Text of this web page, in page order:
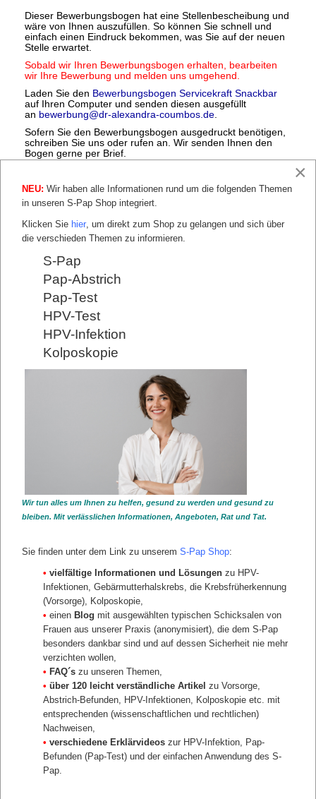
Dieser Bewerbungsbogen hat eine Stellenbescheibung und
wäre von Ihnen auszufüllen. So können Sie schnell und
einfach einen Eindruck bekommen, was Sie auf der neuen
Stelle erwartet.
Sobald wir Ihren Bewerbungsbogen erhalten, bearbeiten
wir Ihre Bewerbung und melden uns umgehend.
Laden Sie den Bewerbungsbogen Servicekraft Snackbar
auf Ihren Computer und senden diesen ausgefüllt
an bewerbung@dr-alexandra-coumbos.de
Sofern Sie den Bewerbungsbogen ausgedruckt benötigen,
schreiben Sie uns oder rufen an. Wir senden Ihnen den
Bogen gerne per Brief.
FAQ
FAQ Anwendung S-Pap Test
FAQ Vorteile S-Pap Test
Gesundheitssystem
FAQ Änderung der Vorsorge ab 2020
FAQ Pap-Test bzw. Gynäkologischer Abstrich
FAQ Pap-Test Befunde und Pap-Gruppen
FAQ Auffällige Befunde bzw. Krebsvorstufen
FAQ Kolposkopie und Dysplasie-Sprechstunde
FAQ Konisation und Konisation vermeiden
FAQ Schonende und Konservative Behandlung von
Krebsvorstufen
FAQ Selbstheilung sicher überwachen
FAQ Biomarker bei Auffälligkeiten bzw. Krebsvorstufen
FAQ Vorsorge nach HPV-Test
FAQ Vorsorge nach HPV-Impfung
FAQ Gebärmutterhalskrebs
FAQ Geld und Bezahlung
×
NEU: Wir haben alle Informationen rund um die folgenden Themen
in unseren S-Pap Shop integriert.
Klicken Sie hier, um direkt zum Shop zu gelangen und sich über
die verschieden Themen zu informieren.
S-Pap
Pap-Abstrich
Pap-Test
HPV-Test
HPV-Infektion
Kolposkopie
Wir tun alles um Ihnen zu helfen, gesund zu werden und gesund zu
bleiben. Mit verlässlichen Informationen, Angeboten, Rat und Tat.
Sie finden unter dem Link zu unserem S-Pap Shop:
• vielfältige Informationen und Lösungen zu HPV-
Infektionen, Gebärmutterhalskrebs, die Krebsfrüherkennung
(Vorsorge), Kolposkopie,
• einen Blog mit ausgewählten typischen Schicksalen von
Frauen aus unserer Praxis (anonymisiert), die dem S-Pap
besonders dankbar sind und auf dessen Sicherheit nie mehr
verzichten wollen,
• FAQ´s zu unseren Themen,
• über 120 leicht verständliche Artikel zu Vorsorge,
Abstrich-Befunden, HPV-Infektionen, Kolposkopie etc. mit
entsprechenden (wissenschaftlichen und rechtlichen)
Nachweisen,
• verschiedene Erklärvideos zur HPV-Infektion, Pap-
Befunden (Pap-Test) und der einfachen Anwendung des S-
Pap.